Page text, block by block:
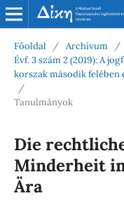
Főoldal / Archívum
/
Évf. 3 szám 2 (2019): A
korszak második felében
/
Tanulmányok
Die
Minderheit
Ära